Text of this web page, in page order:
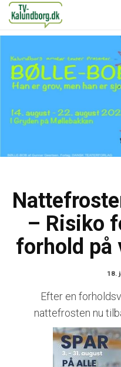
– Risiko
forhold på
18.
Efter en
nattefrosten nu